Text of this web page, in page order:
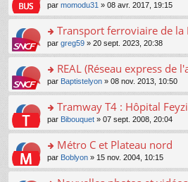
c
e
nt
pl
u
ré
c
e
nt
n
lu
le
pl
u
ré
c
e
nt
g
e
n
n
lu
le
pl
u
ré
c
e
nt
e
a
g
e
n
n
lu
le
pl
u
ré
c
e
er
le
m
e
a
g
e
n
n
lu
le
pl
u
o
n
ult
er
le
m
e
a
g
e
n
n
lu
par momodu31 » 08 avr. 2017, 19:15
o
n
ult
er
le
m
e
a
g
e
Transport ferroviaire de la
par greg59 » 20 sept. 2023, 20:38
o
n
ult
er
le
m
e
REAL (Réseau express
par Baptistelyon » 08 nov. 2013, 10:50
o
n
ult
er
le
Tramway T4 : Hôpital
par Bibouquet » 07 sept. 2008, 20:04
o
n
Métro C et Plateau nord
par Boblyon » 15 nov. 2004, 10:15